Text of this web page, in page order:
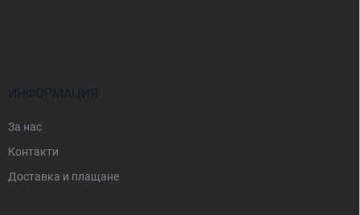
ИНФОРМАЦИЯ
За нас
Контакти
Доставка и плащане